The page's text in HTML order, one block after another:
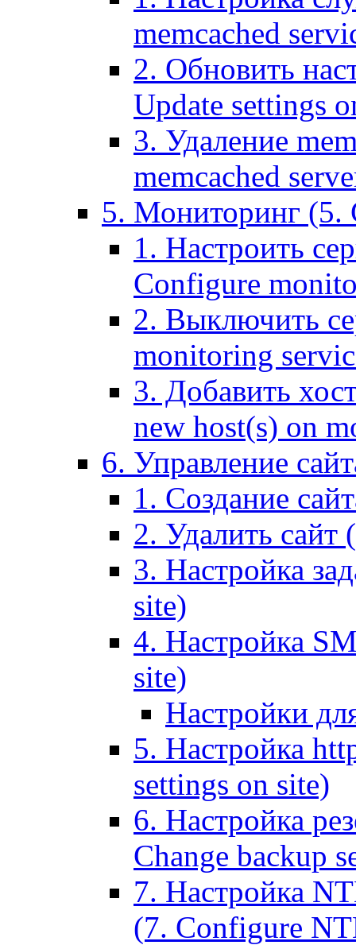
memcached
2. Обновить
Update settings
3. Удаление
memcached
5. Мониторинг (5.
1. Настроить
Configure
2. Выключить
monitoring
3. Добавить
new host(s) on
6. Управление
1. Создание
2. Удалить сайт
3. Настройка
site)
4. Настройка
site)
Настройки
5. Настройка
settings on site)
6. Настройка
Change backup
7. Настройка
(7. Configure